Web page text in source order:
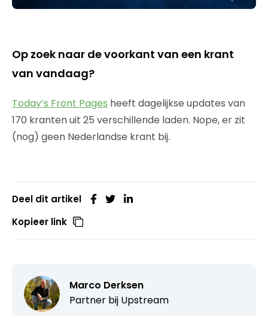
Op zoek naar de voorkant van een krant
van vandaag?
Today’s Front Pages heeft dagelijkse updates van
170 kranten uit 25 verschillende laden. Nope, er zit
(nog) geen Nederlandse krant bij.
Deel dit artikel
Kopieer link
Marco Derksen
Partner bij Upstream